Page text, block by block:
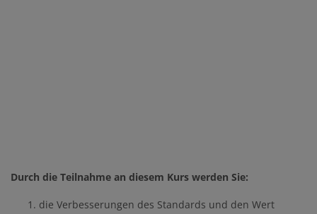
Durch die Teilnahme an diesem Kurs werden Sie:
die Verbesserungen des Standards und den Wert